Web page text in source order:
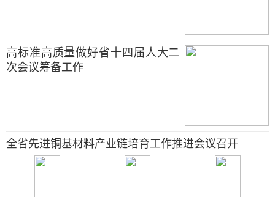
高标准高质量做好省十四届人大二
次会议筹备工作
全省先进铜基材料产业链培育工作推进会议召开